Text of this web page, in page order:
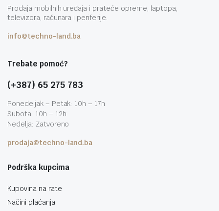
Prodaja mobilnih uređaja i prateće opreme, laptopa,
televizora, računara i periferije.
info@techno-land.ba
Trebate pomoć?
(+387) 65 275 783
Ponedeljak – Petak: 10h – 17h
Subota: 10h – 12h
Nedelja: Zatvoreno
prodaja@techno-land.ba
Podrška kupcima
Kupovina na rate
Načini plaćanja